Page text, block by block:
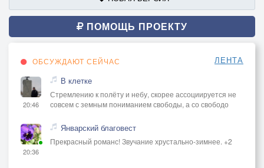
ПОМОЩЬ ПРОЕКТУ
ОБСУЖДАЮТ СЕЙЧАС ЛЕНТА
20:46
В клетке
Стремлению к полёту и небу, скорее ассоциируется не
совсем с земным пониманием свободы, а со свободо
20:36
Январский благовест
Прекрасный романс! Звучание хрустально-зимнее. +2